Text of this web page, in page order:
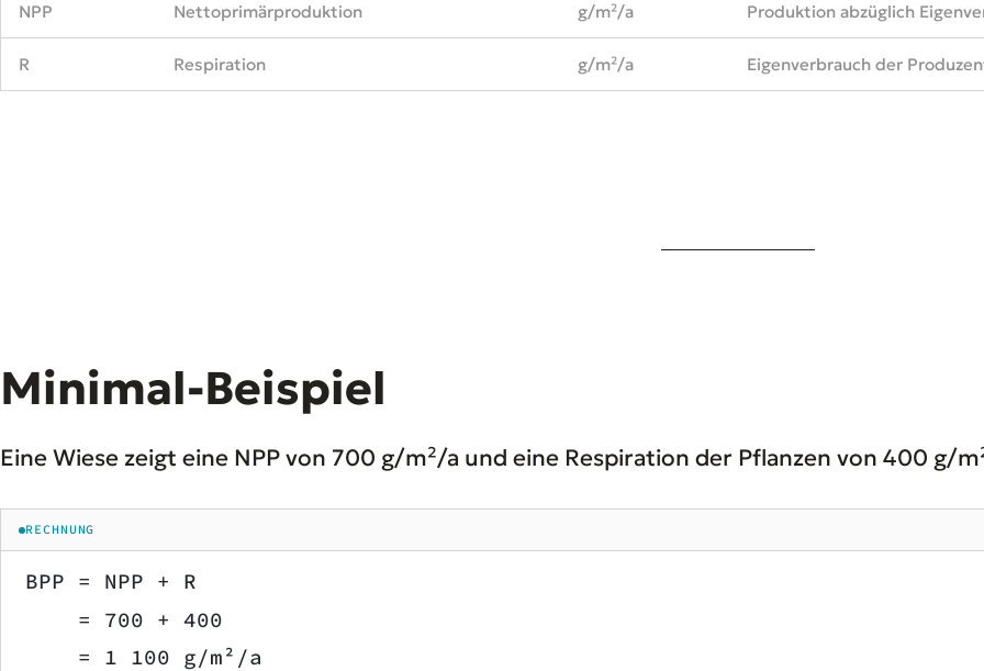
NPP Nettoprimärproduktion g/m²/a Produktion abzüglich
R Respiration g/m²/a Eigenverbrauch der
Minimal-Beispiel
Eine Wiese zeigt eine NPP von 700 g/m²/a und eine Respiration der Pflanzen von 400 g/
RECHNUNG
BPP = NPP + R
    = 700 + 400
    = 1 100 g/m²/a